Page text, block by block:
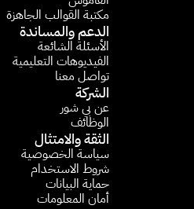
الثقة والامتثال
سياسة الخصوصية
شروط الاستخدام
حماية البيانات
أمان المعلومات
الشركة
عن بي شور
الوظائف
الدعم والمساندة
الأسئلة الشائعة​
الفيديوهات التعليمية
تواصل معنا
مكتبة القوالب الجاهزة